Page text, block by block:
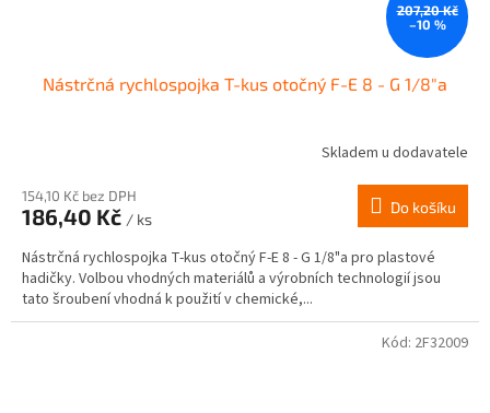
207,20 Kč
–10 %
Nástrčná rychlospojka T-kus otočný F-E 8 - G 1/8"a
Skladem u dodavatele
154,10 Kč bez DPH
186,40 Kč / ks
Do košíku
Nástrčná rychlospojka T-kus otočný F-E 8 - G 1/8"a pro plastové
hadičky. Volbou vhodných materiálů a výrobních technologií jsou
tato šroubení vhodná k použití v chemické,...
Kód: 2F32009